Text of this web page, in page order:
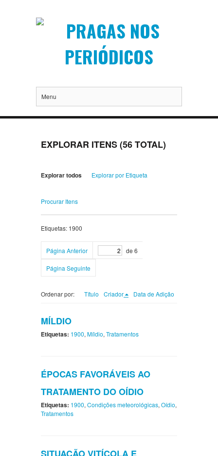
Menu
EXPLORAR ITENS (56 TOTAL)
Explorar todos Explorar por Etiqueta
Procurar Itens
Etiquetas: 1900
Página Anterior de 6
Página Seguinte
Ordenar por: Título Criador Data de Adição
MÍLDIO
Etiquetas: 1900, Míldio, Tratamentos
ÉPOCAS FAVORÁVEIS AO
TRATAMENTO DO OÍDIO
Etiquetas: 1900, Condições meteorológicas, Oídio,
Tratamentos